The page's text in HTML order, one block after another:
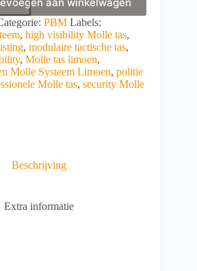
PBM Labels:
, high visibility Molle tas,
, modulaire tactische tas,
, Molle tas limoen,
Molle Systeem Limoen, politie
Molle tas, security Molle
Beschrijving
Extra informatie